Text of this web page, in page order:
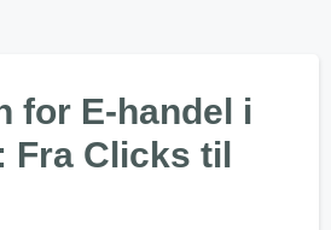
for E-handel i
Fra Clicks til